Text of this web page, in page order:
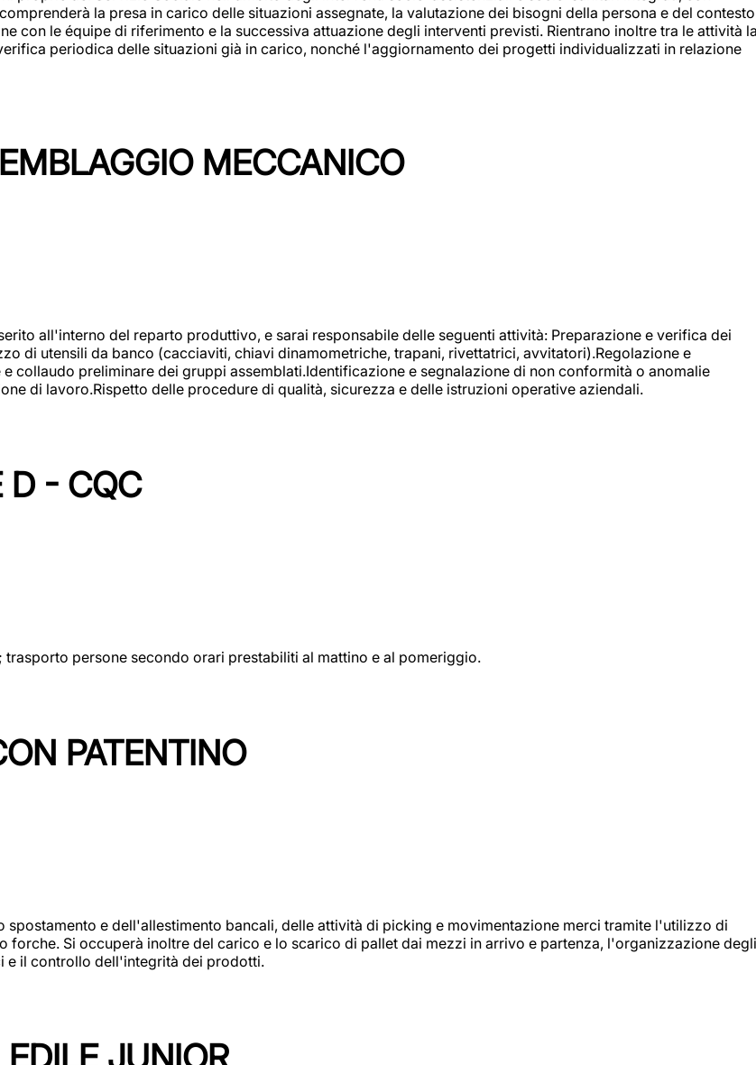
la presa in carico delle situazioni assegnate, la valutazione dei bisogni della persona e del contesto
con le équipe di riferimento e la successiva attuazione degli interventi previsti. Rientrano inoltre tra le attività
periodica delle situazioni già in carico, nonché l'aggiornamento dei progetti individualizzati in relazione
MECCANICO
all'interno del reparto produttivo, e sarai responsabile delle seguenti attività: Preparazione e verifica dei
di utensili da banco (cacciaviti, chiavi dinamometriche, trapani, rivettatrici, avvitatori).Regolazione e
collaudo preliminare dei gruppi assemblati.Identificazione e segnalazione di non conformità o anomalie
di lavoro.Rispetto delle procedure di qualità, sicurezza e delle istruzioni operative aziendali.
D - CQC
persone secondo orari prestabiliti al mattino e al pomeriggio.
PATENTINO
e dell'allestimento bancali, delle attività di picking e movimentazione merci tramite l'utilizzo di
forche. Si occuperà inoltre del carico e lo scarico di pallet dai mezzi in arrivo e partenza, l'organizzazione degli
e il controllo dell'integrità dei prodotti.
JUNIOR